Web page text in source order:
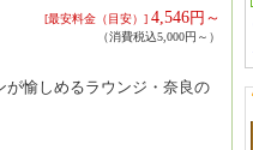
[最安料金（目安）] 4,546円～
（消費税込5,000円～）
が愉しめるラウンジ・奈良の